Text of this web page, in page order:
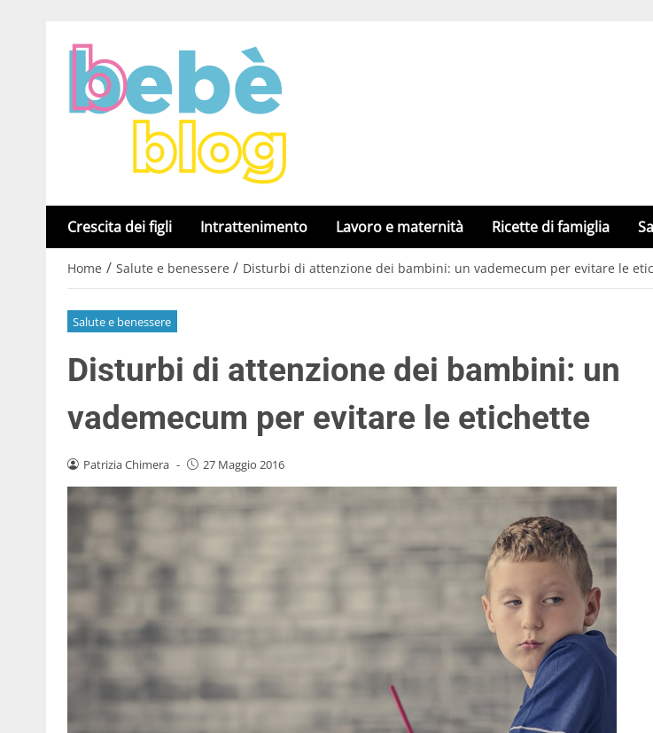
Crescita dei figli Intrattenimento Lavoro e maternità Ricette di famiglia
Home / Salute e benessere / Disturbi di attenzione dei bambini: un vademecum per evitare le
Salute e benessere
Disturbi di attenzione dei bambini: un
vademecum per evitare le etichette
Patrizia Chimera - 27 Maggio 2016